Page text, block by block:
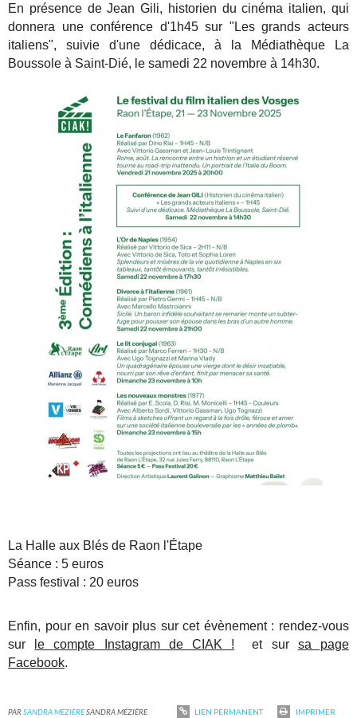
En présence de Jean Gili, historien du cinéma italien, qui
donnera une conférence d'1h45 sur "Les grands acteurs
italiens", suivie d'une dédicace, à la Médiathèque La
Boussole à Saint-Dié, le samedi 22 novembre à 14h30.
La Halle aux Blés de Raon l'Étape
Séance : 5 euros
Pass festival : 20 euros
Enfin, pour en savoir plus sur cet évènement : rendez-vous
sur
le compte Instagram de CIAK ! et sur sa page
Facebook.
PARSANDRA MÉZIÈRESANDRA MÉZIÈRE LIEN PERMANENT
IMPRIMER